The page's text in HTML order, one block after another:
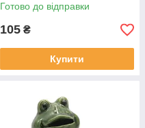
Готово до відправки
105 ₴
Купити